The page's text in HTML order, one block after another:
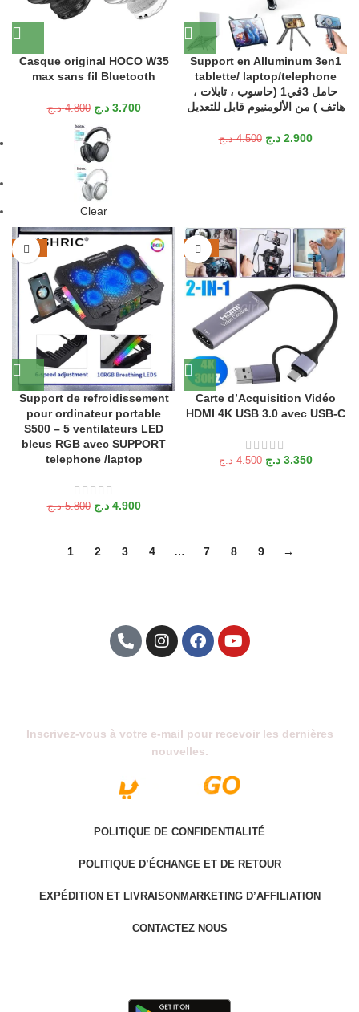
Casque original HOCO W35
max sans fil Bluetooth
4.800 د.ج 3.700 د.ج
Clear
Support en Alluminum 3en1
tablette/ laptop/telephone
حامل 3في1 (حاسوب ، تابلات ،
هاتف ) من الألومنيوم قابل للتعديل
4.500 د.ج 2.900 د.ج
-16%
Support de refroidissement
pour ordinateur portable
S500 – 5 ventilateurs LED
bleus RGB avec SUPPORT
telephone /laptop
5.800 د.ج 4.900 د.ج
-26%
Carte d’Acquisition Vidéo
HDMI 4K USB 3.0 avec USB-C
4.500 د.ج 3.350 د.ج
1 2 3 4 … 7 8 9 →
Inscrivez-vous à votre e-mail pour recevoir les dernières
nouvelles.
POLITIQUE DE CONFIDENTIALITÉ
POLITIQUE D’ÉCHANGE ET DE RETOUR
EXPÉDITION ET LIVRAISONMARKETING D’AFFILIATION
CONTACTEZ NOUS